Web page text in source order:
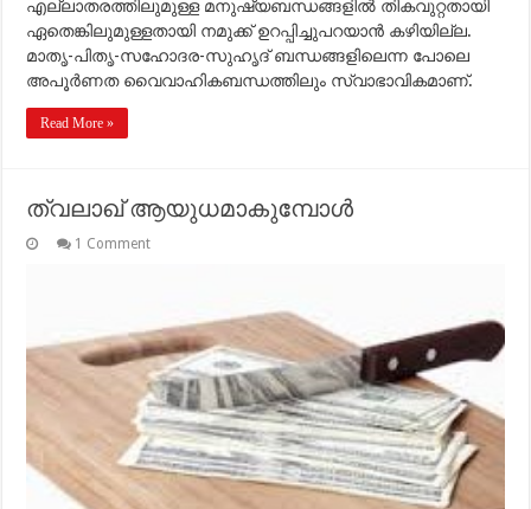
എല്ലാതരത്തിലുമുള്ള മനുഷ്യബന്ധങ്ങളില്‍ തികവുറ്റതായി
ഏതെങ്കിലുമുള്ളതായി നമുക്ക് ഉറപ്പിച്ചുപറയാന്‍ കഴിയില്ല.
മാതൃ-പിതൃ-സഹോദര-സുഹൃദ് ബന്ധങ്ങളിലെന്ന പോലെ
അപൂര്‍ണത വൈവാഹികബന്ധത്തിലും സ്വാഭാവികമാണ്.
Read More »
ത്വലാഖ് ആയുധമാകുമ്പോള്‍
1 Comment